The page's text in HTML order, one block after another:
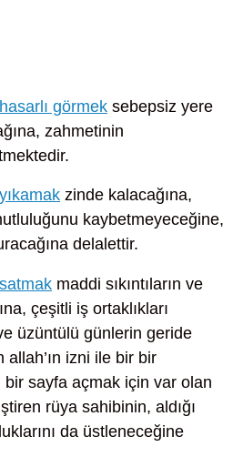
görmek sebepsiz yere
zahmetinin
zinde kalacağına,
kaybetmeyeceğine,
delalettir.
maddi sıkıntıların ve
çeşitli iş ortaklıkları
üzüntülü günlerin geride
izni ile bir bir
sayfa açmak için var olan
rüya sahibinin, aldığı
da üstleneceğine